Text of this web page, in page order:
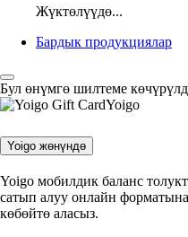
Жүктөлүүдө...
Бардык продукциялар
Бул өнүмгө шилтеме
Yoigo
Yoigo жөнүндө
Yoigo мобилдик баланс
сатып алуу онлайн
көбөйтө аласыз.